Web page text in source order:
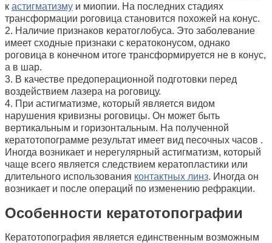
к астигматизму и миопии. На последних стадиях
трансформации роговица становится похожей на конус.
2. Наличие признаков кератоглобуса. Это заболевание
имеет сходные признаки с кератоконусом, однако
роговица в конечном итоге трансформируется не в конус,
а в шар.
3. В качестве предоперационной подготовки перед
воздействием лазера на роговицу.
4. При астигматизме, который является видом
нарушения кривизны роговицы. Он может быть
вертикальным и горизонтальным. На полученной
кератотопограмме результат имеет вид песочных часов .
Иногда возникает и нерегулярный астигматизм, который
чаще всего является следствием кератопластики или
длительного использования контактных линз. Иногда он
возникает и после операций по изменению рефракции.
Особенности кератотопографии
Кератотопография является единственным возможным